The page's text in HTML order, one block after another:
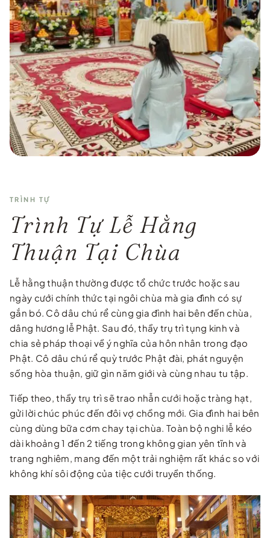
TRÌNH TỰ
Trình Tự Lễ Hằng
Thuận Tại Chùa
Lễ hằng thuận thường được tổ chức trước hoặc sau
ngày cưới chính thức tại ngôi chùa mà gia đình có sự
gắn bó. Cô dâu chú rể cùng gia đình hai bên đến chùa,
dâng hương lễ Phật. Sau đó, thầy trụ trì tụng kinh và
chia sẻ pháp thoại về ý nghĩa của hôn nhân trong đạo
Phật. Cô dâu chú rể quỳ trước Phật đài, phát nguyện
sống hòa thuận, giữ gìn năm giới và cùng nhau tu tập.
Tiếp theo, thầy trụ trì sẽ trao nhẫn cưới hoặc tràng hạt,
gửi lời chúc phúc đến đôi vợ chồng mới. Gia đình hai bên
cùng dùng bữa cơm chay tại chùa. Toàn bộ nghi lễ kéo
dài khoảng 1 đến 2 tiếng trong không gian yên tĩnh và
trang nghiêm, mang đến một trải nghiệm rất khác so với
không khí sôi động của tiệc cưới truyền thống.